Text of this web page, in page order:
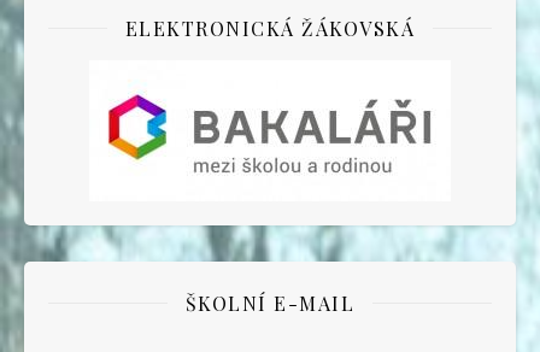
ELEKTRONICKÁ ŽÁKOVSKÁ
ŠKOLNÍ E-MAIL